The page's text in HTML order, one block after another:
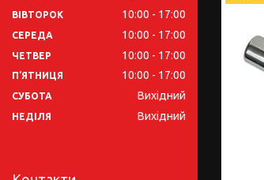
ВІВТОРОК 10:00 17:00
СЕРЕДА 10:00 17:00
ЧЕТВЕР 10:00 17:00
ПʼЯТНИЦЯ 10:00 17:00
СУБОТА Вихідний
НЕДІЛЯ Вихідний